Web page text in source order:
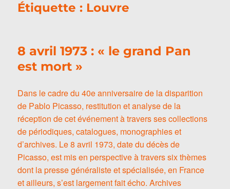
Étiquette : Louvre
8 avril 1973 : « le grand Pan
est mort »
Dans le cadre du 40e anniversaire de la disparition
de Pablo Picasso, restitution et analyse de la
réception de cet événement à travers ses collections
de périodiques, catalogues, monographies et
d’archives. Le 8 avril 1973, date du décès de
Picasso, est mis en perspective à travers six thèmes
dont la presse généraliste et spécialisée, en France
et ailleurs, s’est largement fait écho. Archives